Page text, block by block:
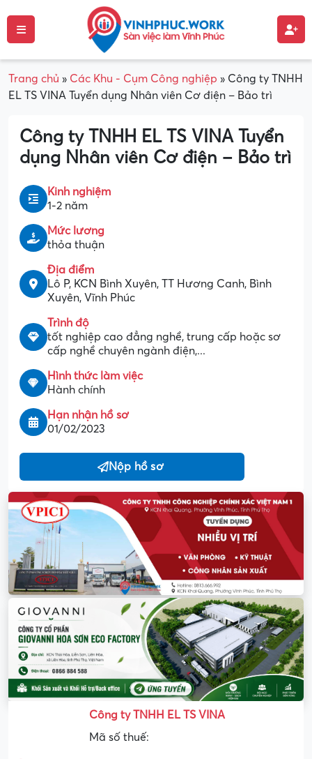
Trang chủ » Các Khu - Cụm Công nghiệp » Công ty TNHH
EL TS VINA Tuyển dụng Nhân viên Cơ điện – Bảo trì
Công ty TNHH EL TS VINA Tuyển
dụng Nhân viên Cơ điện – Bảo trì
Kinh nghiệm
1-2 năm
Mức lương
thỏa thuận
Địa điểm
Lô P, KCN Bình Xuyên, TT Hương Canh, Bình
Xuyên, Vĩnh Phúc
Trình độ
tốt nghiệp cao đẳng nghề, trung cấp hoặc sơ
cấp nghề chuyên ngành điện,...
Hình thức làm việc
Hành chính
Hạn nhận hồ sơ
01/02/2023
Nộp hồ sơ
Công ty TNHH EL TS VINA
Mã số thuế: